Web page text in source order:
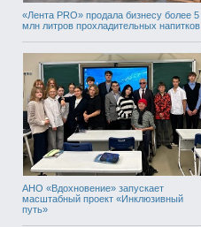
«Лента PRO» продала бизнесу более 5
млн литров прохладительных напитков
АНО «Вдохновение» запускает
масштабный проект «Инклюзивный
путь»